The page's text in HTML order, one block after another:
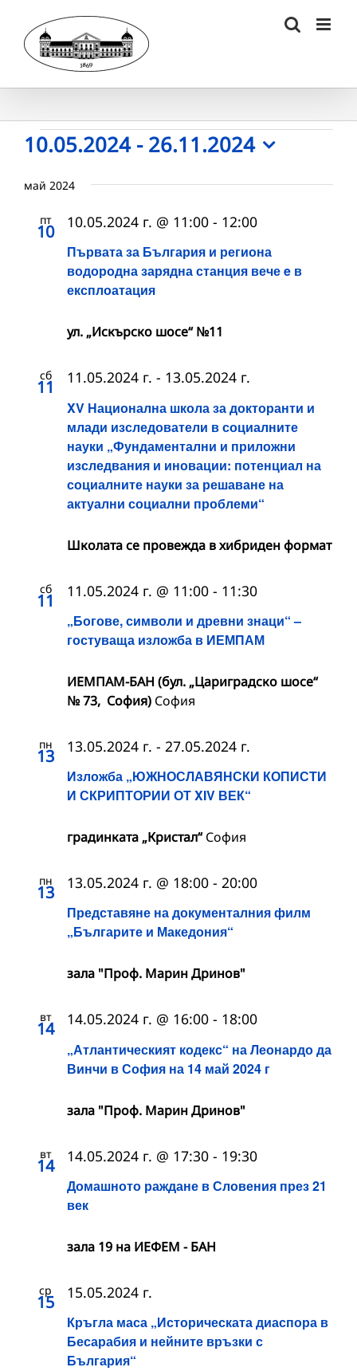
content
Събития
10.05.2024 - 26.11.2024
date.
май 2024
пт
10
Първата за България и региона
водородна зарядна станция вече e в
експлоатация
10.05.2024 г. @ 11:00 - 12:00
ул. „Искърско шосе“ №11
сб
11
XV Национална школа за докторанти и
млади изследователи в социалните
науки „Фундаментални и приложни
изследвания и иновации: потенциал на
социалните науки за решаване на
актуални социални проблеми“
11.05.2024 г. - 13.05.2024 г.
Школата се провежда в хибриден формат
сб
11
„Богове, символи и древни знаци“ –
гостуваща изложба в ИЕМПАМ
11.05.2024 г. @ 11:00 - 11:30
ИЕМПАМ-БАН (бул. „Цариградско шосе“
№ 73, София) София
пн
13
Изложба „ЮЖНОСЛАВЯНСКИ КОПИСТИ
И СКРИПТОРИИ ОТ XIV ВЕК“
13.05.2024 г. - 27.05.2024 г.
градинката „Кристал“София
пн
13
Представяне на документалния филм
„Българите и Македония“
13.05.2024 г. @ 18:00 - 20:00
зала "Проф. Марин Дринов"
вт
14
„Атлантическият кодекс“ на Леонардо да
Винчи в София на 14 май 2024 г
14.05.2024 г. @ 16:00 - 18:00
зала "Проф. Марин Дринов"
вт
14
Домашното раждане в Словения през 21
век
14.05.2024 г. @ 17:30 - 19:30
зала 19 на ИЕФЕМ - БАН
ср
15
Кръгла маса „Историческата диаспора в
Бесарабия и нейните връзки с
България“
15.05.2024 г.